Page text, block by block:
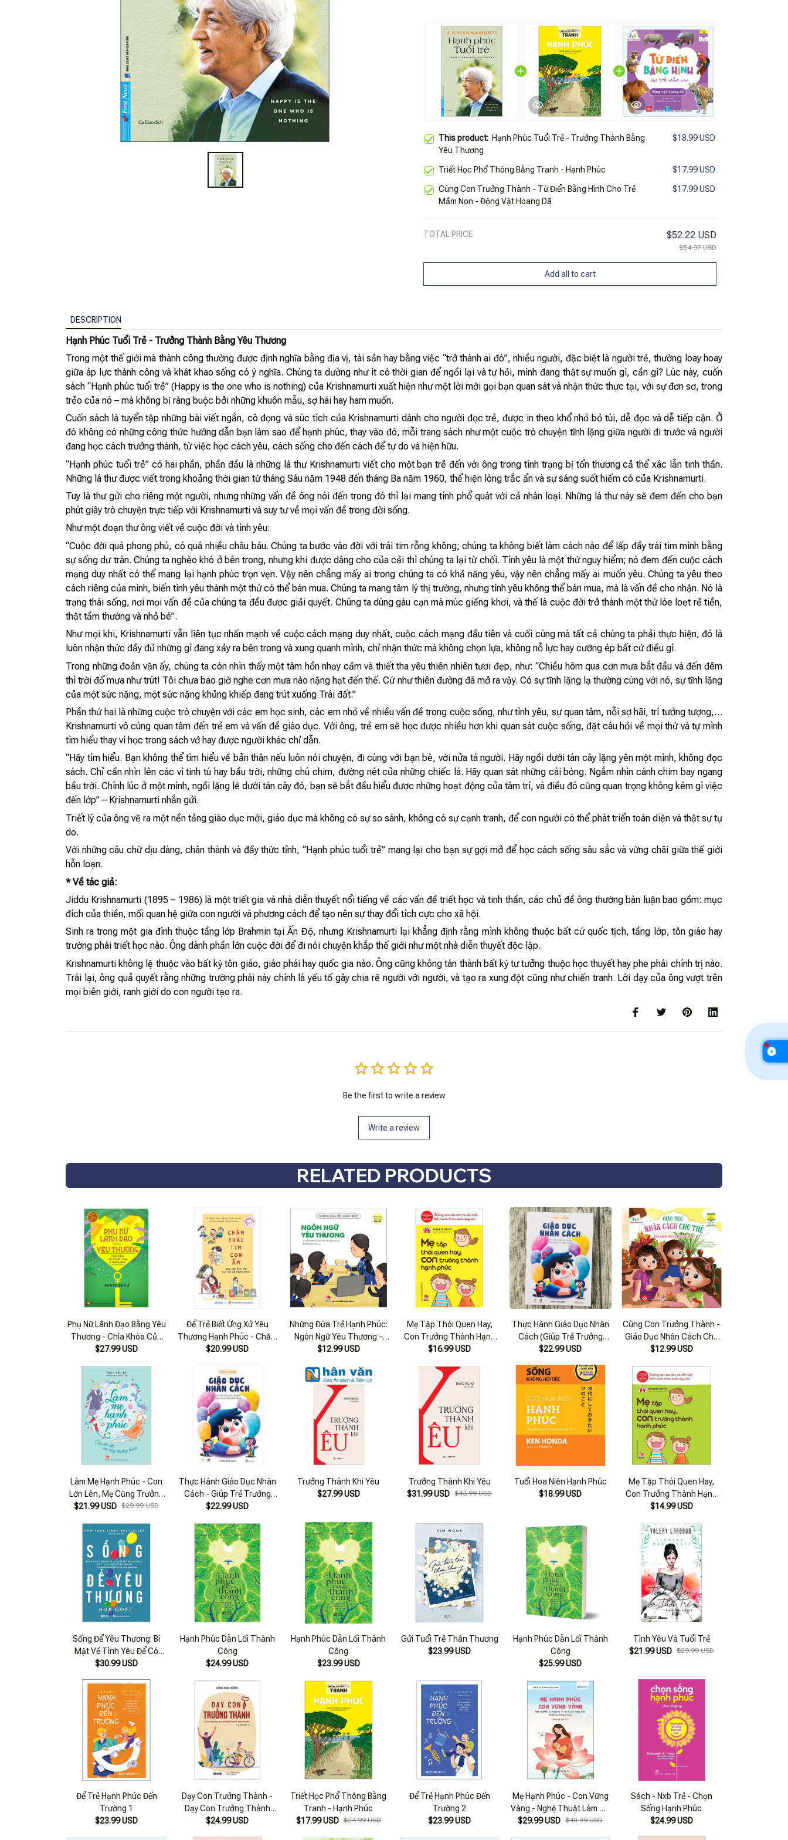
This product: Hạnh Phúc Tuổi Trẻ - Trưởng Thành Bằng
Yêu Thương
$18.99 USD
Triết Học Phổ Thông Bằng Tranh - Hạnh Phúc $17.99 USD
Cùng Con Trưởng Thành - Từ Điển Bằng Hình Cho Trẻ
Mầm Non - Động Vật Hoang Dã
$17.99 USD
TOTAL PRICE $52.22 USD
$54.97 USD
Add all to cart
DESCRIPTION
Hạnh Phúc Tuổi Trẻ - Trưởng Thành Bằng Yêu Thương
Trong một thế giới mà thành công thường được định nghĩa bằng địa vị, tài sản hay bằng việc “trở thành ai đó”, nhiều người, đặc biệt là người trẻ, thường loay hoay
giữa áp lực thành công và khát khao sống có ý nghĩa. Chúng ta dường như ít có thời gian để ngồi lại và tự hỏi, mình đang thật sự muốn gì, cần gì? Lúc này, cuốn
sách “Hạnh phúc tuổi trẻ” (Happy is the one who is nothing) của Krishnamurti xuất hiện như một lời mời gọi bạn quan sát và nhận thức thực tại, với sự đơn sơ, trong
trẻo của nó – mà không bị ràng buộc bởi những khuôn mẫu, sợ hãi hay ham muốn.
Cuốn sách là tuyển tập những bài viết ngắn, cô đọng và súc tích của Krishnamurti dành cho người đọc trẻ, được in theo khổ nhỏ bỏ túi, dễ đọc và dễ tiếp cận. Ở
đó không có những công thức hướng dẫn bạn làm sao để hạnh phúc, thay vào đó, mỗi trang sách như một cuộc trò chuyện tĩnh lặng giữa người đi trước và người
đang học cách trưởng thành, từ việc học cách yêu, cách sống cho đến cách để tự do và hiện hữu.
“Hạnh phúc tuổi trẻ” có hai phần, phần đầu là những lá thư Krishnamurti viết cho một bạn trẻ đến với ông trong tình trạng bị tổn thương cả thể xác lẫn tinh thần.
Những lá thư được viết trong khoảng thời gian từ tháng Sáu năm 1948 đến tháng Ba năm 1960, thể hiện lòng trắc ẩn và sự sáng suốt hiếm có của Krishnamurti.
Tuy là thư gửi cho riêng một người, nhưng những vấn đề ông nói đến trong đó thì lại mang tính phổ quát với cả nhân loại. Những lá thư này sẽ đem đến cho bạn
phút giây trò chuyện trực tiếp với Krishnamurti và suy tư về mọi vấn đề trong đời sống.
Như một đoạn thư ông viết về cuộc đời và tình yêu:
“Cuộc đời quá phong phú, có quá nhiều châu báu. Chúng ta bước vào đời với trái tim rỗng không; chúng ta không biết làm cách nào để lấp đầy trái tim mình bằng
sự sống dư tràn. Chúng ta nghèo khó ở bên trong, nhưng khi được dâng cho của cải thì chúng ta lại từ chối. Tình yêu là một thứ nguy hiểm; nó đem đến cuộc cách
mạng duy nhất có thể mang lại hạnh phúc trọn vẹn. Vậy nên chẳng mấy ai trong chúng ta có khả năng yêu, vậy nên chẳng mấy ai muốn yêu. Chúng ta yêu theo
cách riêng của mình, biến tình yêu thành một thứ có thể bán mua. Chúng ta mang tâm lý thị trường, nhưng tình yêu không thể bán mua, mà là vấn đề cho nhận. Nó là
trạng thái sống, nơi mọi vấn đề của chúng ta đều được giải quyết. Chúng ta dùng gàu cạn mà múc giếng khơi, và thế là cuộc đời trở thành một thứ lòe loẹt rẻ tiền,
thật tầm thường và nhỏ bé”.
Như mọi khi, Krishnamurti vẫn liên tục nhấn mạnh về cuộc cách mạng duy nhất, cuộc cách mạng đầu tiên và cuối cùng mà tất cả chúng ta phải thực hiện, đó là
luôn nhận thức đầy đủ những gì đang xảy ra bên trong và xung quanh mình, chỉ nhận thức mà không chọn lựa, không nỗ lực hay cưỡng ép bất cứ điều gì.
Trong những đoản văn ấy, chúng ta còn nhìn thấy một tâm hồn nhạy cảm và thiết tha yêu thiên nhiên tươi đẹp, như: “Chiều hôm qua cơn mưa bắt đầu và đến đêm
thì trời đổ mưa như trút! Tôi chưa bao giờ nghe cơn mưa nào nặng hạt đến thế. Cứ như thiên đường đã mở ra vậy. Có sự tĩnh lặng lạ thường cùng với nó, sự tĩnh lặng
của một sức nặng, một sức nặng khủng khiếp đang trút xuống Trái đất.”
Phần thứ hai là những cuộc trò chuyện với các em học sinh, các em nhỏ về nhiều vấn đề trong cuộc sống, như tình yêu, sự quan tâm, nỗi sợ hãi, trí tưởng tượng,…
Krishnamurti vô cùng quan tâm đến trẻ em và vấn đề giáo dục. Với ông, trẻ em sẽ học được nhiều hơn khi quan sát cuộc sống, đặt câu hỏi về mọi thứ và tự mình
tìm hiểu thay vì học trong sách vở hay được người khác chỉ dẫn.
“Hãy tìm hiểu. Bạn không thể tìm hiểu về bản thân nếu luôn nói chuyện, đi cùng với bạn bè, với nửa tá người. Hãy ngồi dưới tán cây lặng yên một mình, không đọc
sách. Chỉ cần nhìn lên các vì tinh tú hay bầu trời, những chú chim, đường nét của những chiếc lá. Hãy quan sát những cái bóng. Ngắm nhìn cánh chim bay ngang
bầu trời. Chính lúc ở một mình, ngồi lặng lẽ dưới tán cây đó, bạn sẽ bắt đầu hiểu được những hoạt động của tâm trí, và điều đó cũng quan trọng không kém gì việc
đến lớp” – Krishnamurti nhắn gửi.
Triết lý của ông vẽ ra một nền tảng giáo dục mới, giáo dục mà không có sự so sánh, không có sự cạnh tranh, để con người có thể phát triển toàn diện và thật sự tự
do.
Với những câu chữ dịu dàng, chân thành và đầy thức tỉnh, “Hạnh phúc tuổi trẻ” mang lại cho bạn sự gợi mở để học cách sống sâu sắc và vững chãi giữa thế giới
hỗn loạn.
* Về tác giả:
Jiddu Krishnamurti (1895 – 1986) là một triết gia và nhà diễn thuyết nổi tiếng về các vấn đề triết học và tinh thần, các chủ đề ông thường bàn luận bao gồm: mục
đích của thiền, mối quan hệ giữa con người và phương cách để tạo nên sự thay đổi tích cực cho xã hội.
Sinh ra trong một gia đình thuộc tầng lớp Brahmin tại Ấn Độ, nhưng Krishnamurti lại khẳng định rằng mình không thuộc bất cứ quốc tịch, tầng lớp, tôn giáo hay
trường phái triết học nào. Ông dành phần lớn cuộc đời để đi nói chuyện khắp thế giới như một nhà diễn thuyết độc lập.
Krishnamurti không lệ thuộc vào bất kỳ tôn giáo, giáo phái hay quốc gia nào. Ông cũng không tán thành bất kỳ tư tưởng thuộc học thuyết hay phe phái chính trị nào.
Trái lại, ông quả quyết rằng những trường phái này chính là yếu tố gây chia rẽ người với người, và tạo ra xung đột cũng như chiến tranh. Lời dạy của ông vượt trên
mọi biên giới, ranh giới do con người tạo ra.
Be the first to write a review
Write a review
RELATED PRODUCTS
Phụ Nữ Lãnh Đạo Bằng Yêu
Thương - Chìa Khóa Của
Thành Công Và Hạnh Phúc
$27.99 USD
Để Trẻ Biết Ứng Xử Yêu
Thương Hạnh Phúc - Chăm
Trái Tim Con Ấm
$20.99 USD
Những Đứa Trẻ Hạnh Phúc:
Ngôn Ngữ Yêu Thương –
Bạn Nhỏ Dân Tộc Hà Nhì
$12.99 USD
Mẹ Tập Thói Quen Hay,
Con Trưởng Thành Hạnh
Phúc
$16.99 USD
Thực Hành Giáo Dục Nhân
Cách (Giúp Trẻ Trưởng
Thành Hạnh Phúc Và Vững
$22.99 USD
Cùng Con Trưởng Thành -
Giáo Dục Nhân Cách Cho
Trẻ: Học Cách Yêu Thương
$12.99 USD
Làm Mẹ Hạnh Phúc - Con
Lớn Lên, Mẹ Cũng Trưởng
Thành
$21.99 USD $29.99 USD
Thực Hành Giáo Dục Nhân
Cách - Giúp Trẻ Trưởng
Thành Hạnh Phúc Và Vững
$22.99 USD
Trưởng Thành Khi Yêu
$27.99 USD
Trưởng Thành Khi Yêu
$31.99 USD $43.99 USD
Tuổi Hoa Niên Hạnh Phúc
$18.99 USD
Mẹ Tập Thói Quen Hay,
Con Trưởng Thành Hạnh
Phúc (tái Bản 2020)
$14.99 USD
Sống Để Yêu Thương: Bí
Mật Về Tình Yêu Để Có
Cuộc Sống Hạnh Phúc
$30.99 USD
Hạnh Phúc Dẫn Lối Thành
Công
$24.99 USD
Hạnh Phúc Dẫn Lối Thành
Công
$23.99 USD
Gửi Tuổi Trẻ Thân Thương
$23.99 USD
Hạnh Phúc Dẫn Lối Thành
Công
$25.99 USD
Tình Yêu Và Tuổi Trẻ
$21.99 USD $29.99 USD
Để Trẻ Hạnh Phúc Đến
Trường 1
$23.99 USD
Dạy Con Trưởng Thành -
Dạy Con Trưởng Thành
Bằng Tư Duy Người Giàu
$24.99 USD
Triết Học Phổ Thông Bằng
Tranh - Hạnh Phúc
$17.99 USD $24.99 USD
Để Trẻ Hạnh Phúc Đến
Trường 2
$23.99 USD
Mẹ Hạnh Phúc - Con Vững
Vàng - Nghệ Thuật Làm Mẹ
Hạnh Phúc Và Nuôi Dạy
$29.99 USD $40.99 USD
Sách - Nxb Trẻ - Chọn
Sống Hạnh Phúc
$24.99 USD